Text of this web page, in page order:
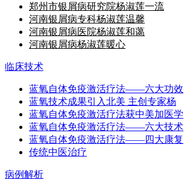
郑州市银屑病研究院杨淑莲一流
河南银屑病专科杨淑莲温馨
河南银屑病医院杨淑莲和蔼
河南银屑病杨淑莲暖心
临床技术
蓝氧自体免疫激活疗法——六大功效
蓝氧技术成果引入北美 主创专家杨
蓝氧自体免疫激活疗法获中美加医学
蓝氧自体免疫激活疗法——六大技术
蓝氧自体免疫激活疗法——四大康复
传统中医治疗
病例解析